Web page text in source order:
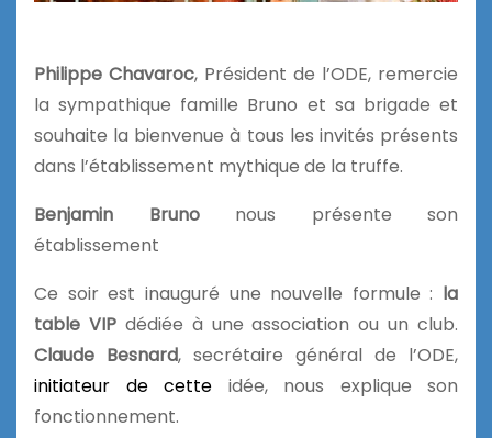
Philippe Chavaroc, Président de l’ODE, remercie
la sympathique famille Bruno et sa brigade et
souhaite la bienvenue à tous les invités présents
dans l’établissement mythique de la truffe.
Benjamin Bruno nous présente son
établissement
Ce soir est inauguré une nouvelle formule : la
table VIPdédiée à une association ou un club.
Claude Besnard, secrétaire général de l’ODE,
initiateur de cette idée, nous explique son
fonctionnement.